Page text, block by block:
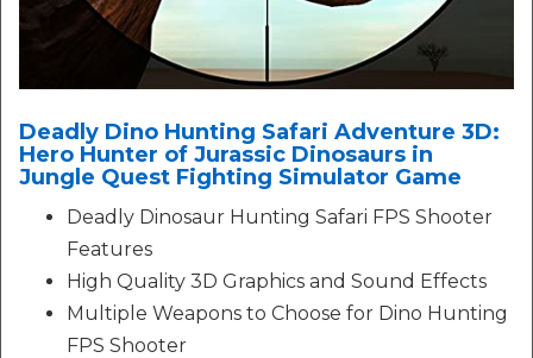
Deadly Dino Hunting Safari Adventure 3D:
Hero Hunter of Jurassic Dinosaurs in
Jungle Quest Fighting Simulator Game
Deadly Dinosaur Hunting Safari FPS Shooter
Features
High Quality 3D Graphics and Sound Effects
Multiple Weapons to Choose for Dino Hunting
FPS Shooter